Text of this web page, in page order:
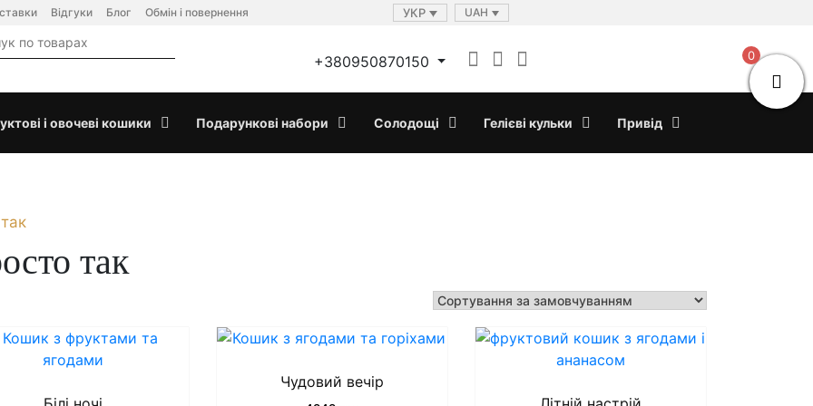
Відгуки Блог Обмін і повернення УКР UAH
+380950870150
і овочеві кошики Подарункові набори Солодощі Гелієві кульки Привід
так
Чудовий вечір
0